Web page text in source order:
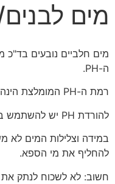
מים
ה-PH.
רמת ה-PH המומלצת הינה 7.2-7.8.
להורדת PH יש להשתמש ב"מוריד PH".
להחליף את מי הספא.
חשוב: לא לשכוח לנתק